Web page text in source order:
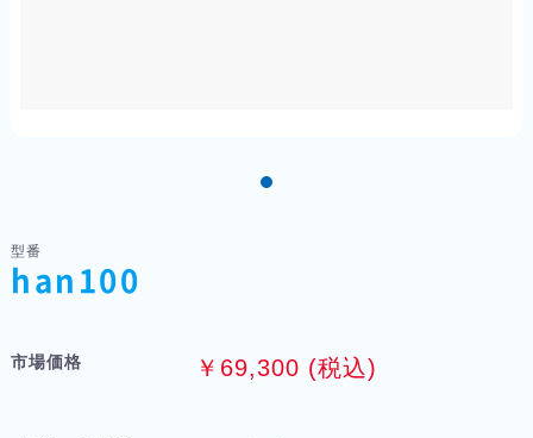
型番
han100
市場価格 ￥69,300 (税込)